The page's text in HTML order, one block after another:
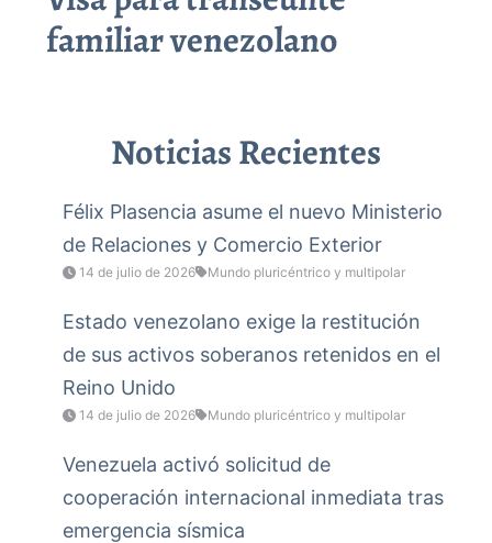
familiar venezolano
Noticias Recientes
Félix Plasencia asume el nuevo Ministerio
de Relaciones y Comercio Exterior
14 de julio de 2026 Mundo pluricéntrico y multipolar
Estado venezolano exige la restitución
de sus activos soberanos retenidos en el
Reino Unido
14 de julio de 2026 Mundo pluricéntrico y multipolar
Venezuela activó solicitud de
cooperación internacional inmediata tras
emergencia sísmica